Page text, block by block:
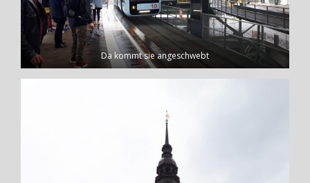
Da kommt sie angeschwebt